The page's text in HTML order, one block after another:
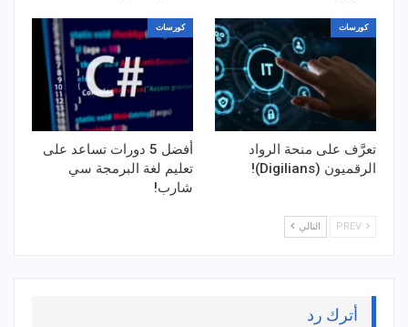
كورسات
تعرَّف على منحة الرواد
الرقميون (Digilians)!
كورسات
أفضل 5 دورات تساعد على
تعليم لغة البرمجة سي
شارب!
التالي
أترك رد